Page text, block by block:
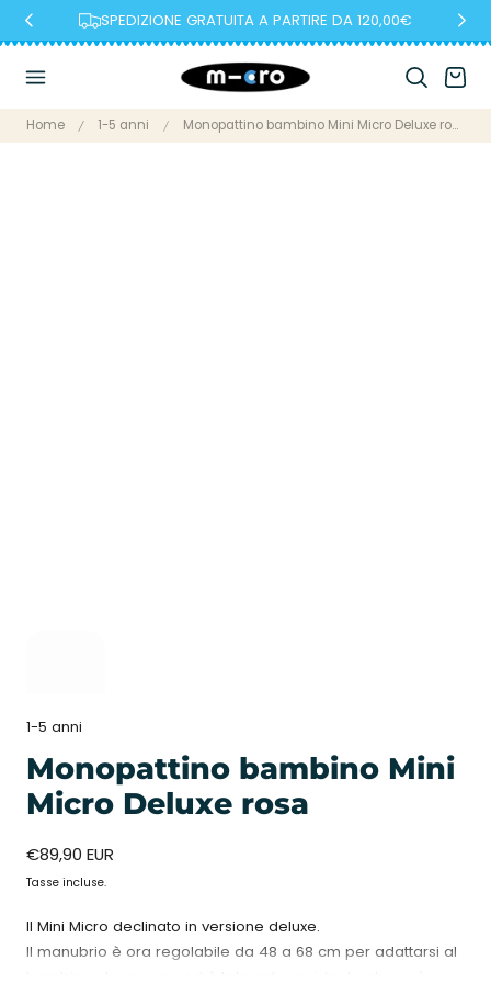
ContenutoSPEDIZIONE GRATUITA A PARTIRE DA 120,00€
Carrello
Home 1-5 anni Monopattino bambino Mini Micro Deluxe rosa
1-5 anni
Monopattino bambino Mini
Micro Deluxe rosa
Prezzo
normale
€89,90 EUR
Il Mini Micro declinato in versione deluxe.
Il manubrio è ora regolabile da 48 a 68 cm per adattarsi al